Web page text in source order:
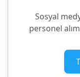
Sosyal
personel